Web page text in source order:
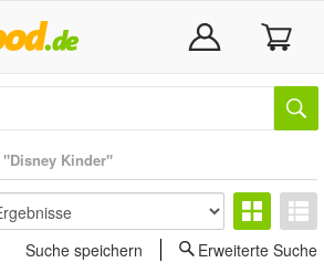
"Disney Kinder"
Suche speichern
Erweiterte Suche